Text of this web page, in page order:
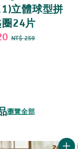
立體球型拼
圈24片
Regular
NT$ 259
瀏覽全部